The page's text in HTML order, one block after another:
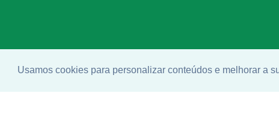
Usamos cookies para personalizar conteúdos e melhorar a